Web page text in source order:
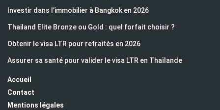
Investir dans l’immobilier à Bangkok en 2026
Thailand Elite Bronze ou Gold : quel forfait choisir ?
Obtenir le visa LTR pour retraités en 2026
Assurer sa santé pour valider le visa LTR en Thaïlande
Accueil
Contact
Mentions légales